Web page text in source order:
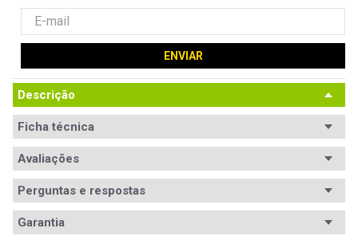
ENVIAR
Descrição
Ficha técnica
Equipamentos
suportados
Potência Não especificada
Tensão de
Bivolt
Avaliações
Avaliações
Perguntas e respostas
Garantia